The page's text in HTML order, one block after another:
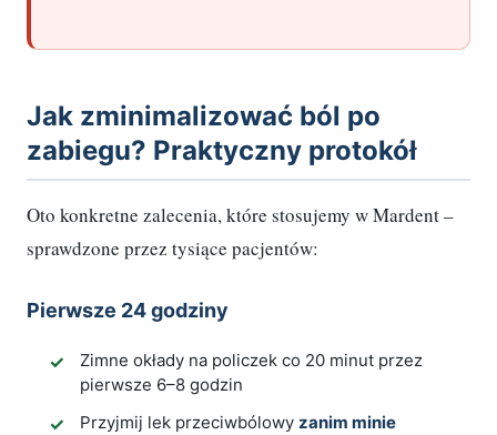
Jak zminimalizować ból po
zabiegu? Praktyczny protokół
Oto konkretne zalecenia, które stosujemy w Mardent –
sprawdzone przez tysiące pacjentów:
Pierwsze 24 godziny
Zimne okłady na policzek co 20 minut przez
pierwsze 6–8 godzin
Przyjmij lek przeciwbólowy zanim minie